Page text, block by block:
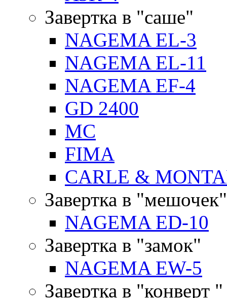
Завертка в "саше"
NAGEMA EL-3
NAGEMA EL-11
NAGEMA EF-4
GD 2400
MC
FIMA
CARLE &
Завертка в "мешочек"
NAGEMA ED-10
Завертка в "замок"
NAGEMA EW-5
Завертка в "конверт "